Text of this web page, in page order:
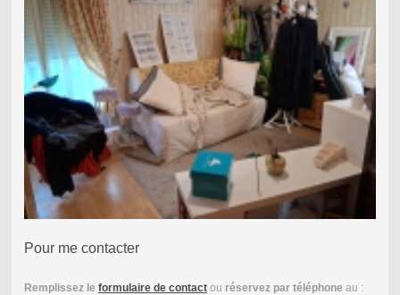
Pour me contacter
Remplissez le formulaire de contactou réservez par téléphone au :